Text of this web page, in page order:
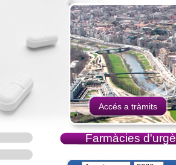
Accés a tràmits
Farmàcies